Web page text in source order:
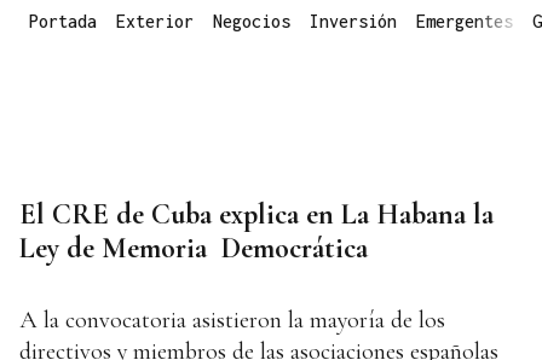
Portada Exterior Negocios Inversión Emergentes
El CRE de Cuba explica en La Habana la
Ley de Memoria Democrática
A la convocatoria asistieron la mayoría de los
directivos y miembros de las asociaciones españolas